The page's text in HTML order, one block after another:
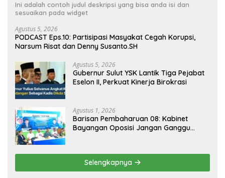
Ini adalah contoh judul deskripsi yang bisa anda isi dan
sesuaikan pada widget
Agustus 5, 2026
PODCAST Eps.10: Partisipasi Masyakat Cegah Korupsi,
Narsum Risat dan Denny Susanto.SH
Agustus 5, 2026
Gubernur Sulut YSK Lantik Tiga Pejabat
Eselon II, Perkuat Kinerja Birokrasi
Agustus 1, 2026
Barisan Pembaharuan 08: Kabinet
Bayangan Oposisi Jangan Ganggu
Selengkapnya